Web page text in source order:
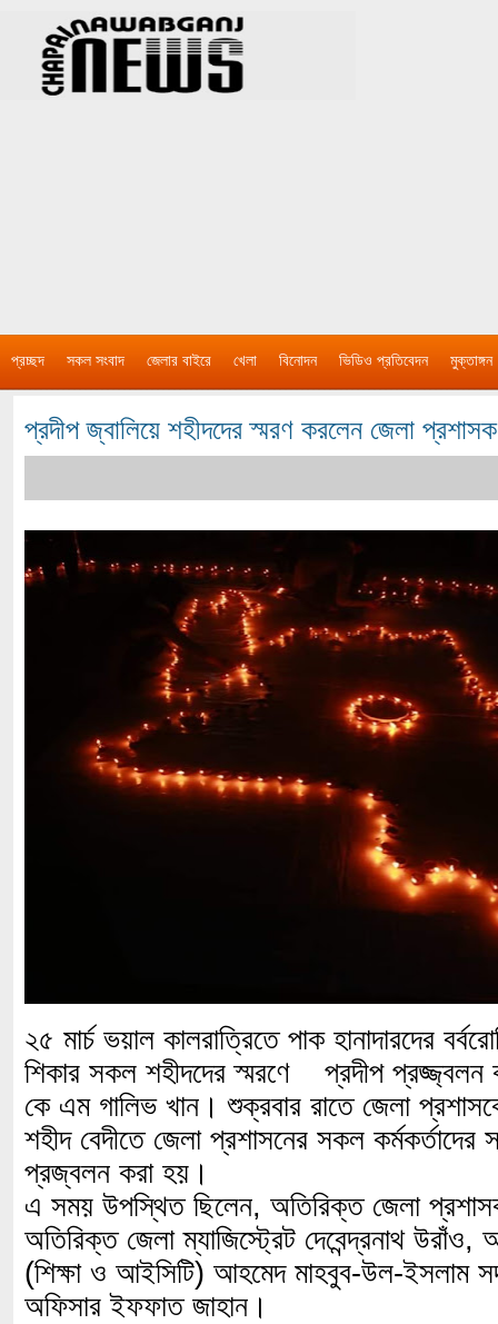
প্রচ্ছদ সকল সংবাদ জেলার বাইরে খেলা বিনোদন ভিডিও প্রতিবেদন মুক্তাঙ্গন
প্রদীপ জ্বালিয়ে শহীদদের স্মরণ করলেন জেলা
২৫ মার্চ ভয়াল কালরাত্রিতে পাক হানাদারদের
শিকার সকল শহীদদের স্মরণে প্রদীপ
কে এম গালিভ খান। শুক্রবার রাতে জেলা
শহীদ বেদীতে জেলা প্রশাসনের সকল কর্মকর্তাদের
প্রজ্বলন করা হয়।
এ সময় উপস্থিত ছিলেন, অতিরিক্ত জেলা
অতিরিক্ত জেলা ম্যাজিস্ট্রেট দেবেন্দ্রনাথ
(শিক্ষা ও আইসিটি) আহমেদ মাহবুব-উল-ইসলাম
অফিসার ইফফাত জাহান।